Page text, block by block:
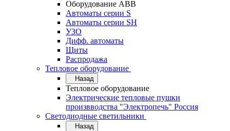
Оборудование АВВ
Автоматы серии S
Автоматы серии SH
УЗО
Дифф. автоматы
Щиты
Распродажа
Тепловое оборудование
Назад
Тепловое оборудование
Электрические тепловые пушки
произвводства "Электропечь" Россия
Светодиодные светильники
Назад